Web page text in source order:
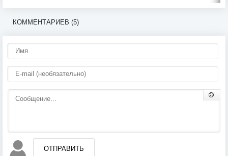
КОММЕНТАРИЕВ (5)
ОТПРАВИТЬ